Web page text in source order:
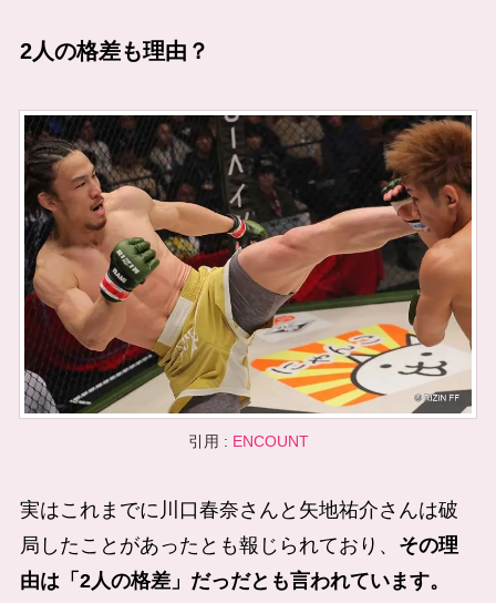
2人の格差も理由？
引用 : ENCOUNT
実はこれまでに川口春奈さんと 矢地祐介さんは破
局したことがあったとも報じられており、 その理
由は「2人の格差」だっだとも言われています。